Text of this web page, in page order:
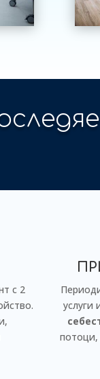
с 2
услуги
потоци,